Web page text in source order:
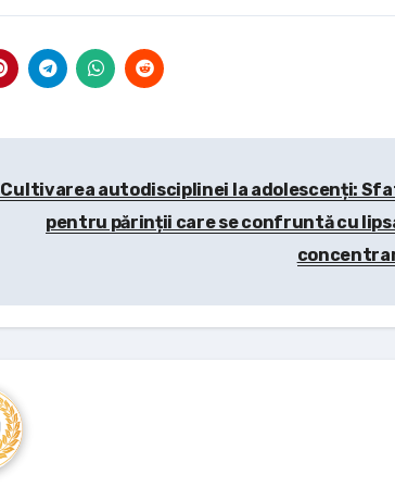
Cultivarea autodisciplinei la adolescenți:
pentru părinții care se confruntă cu